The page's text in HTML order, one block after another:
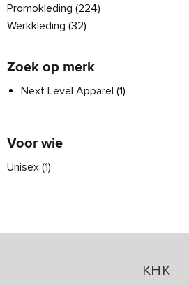
Promokleding (224)
Werkkleding (32)
Zoek op merk
Next Level Apparel (1)
Voor wie
Unisex (1)
KHK